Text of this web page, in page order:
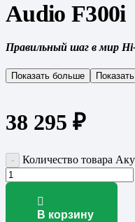
Audio F300i
Правильный шаг в мир
Показать больше
38 295 ₽
Количество товара
В корзину